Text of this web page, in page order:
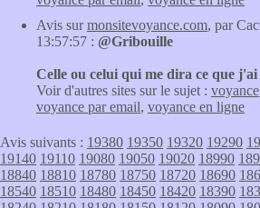
Avis surmonsitevoyance.com, par
13:57:57 : @Gribouille
Celle ou celui qui me dira ce que j'ai
Voir d'autres sites sur le sujet : voyance
voyance par email, voyance en ligne
Avis suivants : 19380 19350 19320 19290
19140 19110 19080 19050 19020 18990
18840 18810 18780 18750 18720 18690
18540 18510 18480 18450 18420 18390